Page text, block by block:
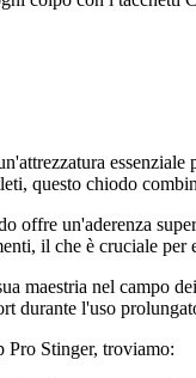
essenziale
questo chiodo
offre un'aderenza
il che è cruciale per
maestria nel campo
durante l'uso
Pro Stinger, troviamo: